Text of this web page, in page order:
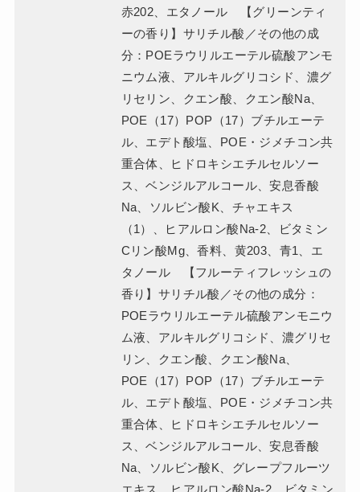
赤202、エタノール 【グリーンティ
ーの香り】サリチル酸／その他の成
分：POEラウリルエーテル硫酸アンモ
ニウム液、アルキルグリコシド、濃グ
リセリン、クエン酸、クエン酸Na、
POE（17）POP（17）ブチルエーテ
ル、エデト酸塩、POE・ジメチコン共
重合体、ヒドロキシエチルセルソー
ス、ベンジルアルコール、安息香酸
Na、ソルビン酸K、チャエキス
（1）、ヒアルロン酸Na-2、ビタミン
Cリン酸Mg、香料、黄203、青1、エ
タノール 【フルーティフレッシュの
香り】サリチル酸／その他の成分：
POEラウリルエーテル硫酸アンモニウ
ム液、アルキルグリコシド、濃グリセ
リン、クエン酸、クエン酸Na、
POE（17）POP（17）ブチルエーテ
ル、エデト酸塩、POE・ジメチコン共
重合体、ヒドロキシエチルセルソー
ス、ベンジルアルコール、安息香酸
Na、ソルビン酸K、グレープフルーツ